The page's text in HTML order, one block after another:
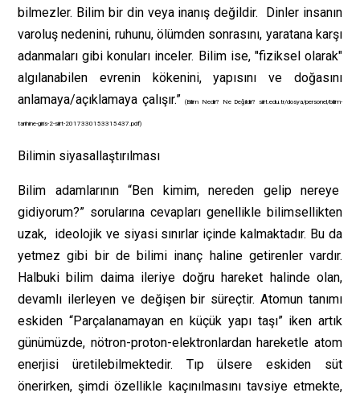
bilmezler. Bilim bir din veya inanış değildir. Dinler insanın
varoluş nedenini, ruhunu, ölümden sonrasını, yaratana karşı
adanmaları gibi konuları inceler. Bilim ise, "fiziksel olarak"
algılanabilen evrenin kökenini, yapısını ve doğasını
anlamaya/açıklamaya çalışır.”(Bilim Nedir? Ne Değildir? siirt.edu.tr/dosya/personel/bilim-
tarihine-giris-2-siirt-2017330153315437.pdf)
Bilimin siyasallaştırılması
Bilim adamlarının “Ben kimim, nereden gelip nereye
gidiyorum?” sorularına cevapları genellikle bilimsellikten
uzak, ideolojik ve siyasi sınırlar içinde kalmaktadır. Bu da
yetmez gibi bir de bilimi inanç haline getirenler vardır.
Halbuki bilim daima ileriye doğru hareket halinde olan,
devamlı ilerleyen ve değişen bir süreçtir. Atomun tanımı
eskiden “Parçalanamayan en küçük yapı taşı” iken artık
günümüzde, nötron-proton-elektronlardan hareketle atom
enerjisi üretilebilmektedir. Tıp ülsere eskiden süt
önerirken, şimdi özellikle kaçınılmasını tavsiye etmekte,